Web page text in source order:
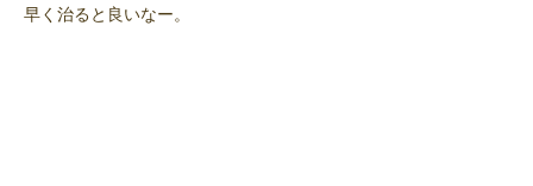
早く治ると良いなー。